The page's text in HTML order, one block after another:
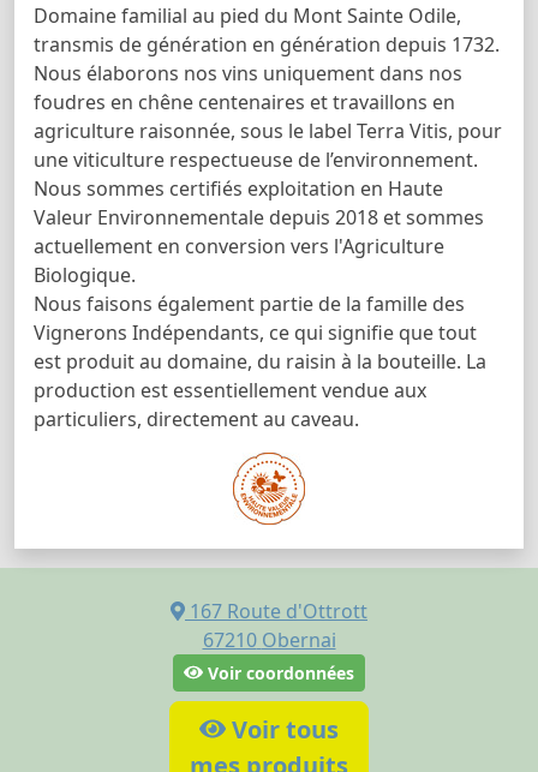
Domaine familial au pied du Mont Sainte Odile,
transmis de génération en génération depuis 1732.
Nous élaborons nos vins uniquement dans nos
foudres en chêne centenaires et travaillons en
agriculture raisonnée, sous le label Terra Vitis, pour
une viticulture respectueuse de l’environnement.
Nous sommes certifiés exploitation en Haute
Valeur Environnementale depuis 2018 et sommes
actuellement en conversion vers l'Agriculture
Biologique.
Nous faisons également partie de la famille des
Vignerons Indépendants, ce qui signifie que tout
est produit au domaine, du raisin à la bouteille. La
production est essentiellement vendue aux
particuliers, directement au caveau.
167 Route d'Ottrott
67210 Obernai
Voir coordonnées
Voir tous
mes produits